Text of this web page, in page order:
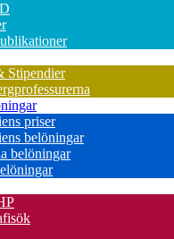
Stipendier
priser
belöningar
belöningar